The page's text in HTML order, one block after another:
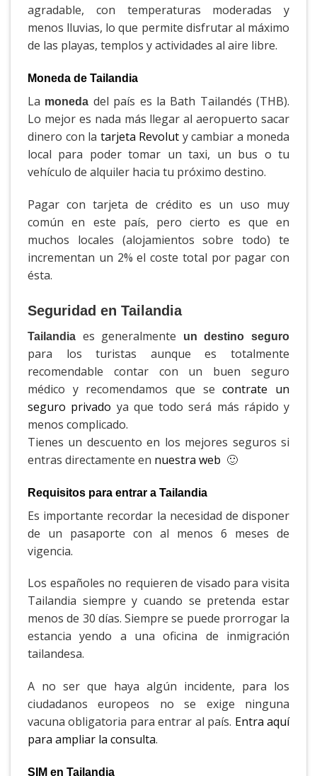
agradable, con temperaturas moderadas y
menos lluvias, lo que permite disfrutar al máximo
de las playas, templos y actividades al aire libre.
Moneda de Tailandia
La moneda del país es la Bath Tailandés (THB).
Lo mejor es nada más llegar al aeropuerto sacar
dinero con la tarjeta Revolut y cambiar a moneda
local para poder tomar un taxi, un bus o tu
vehículo de alquiler hacia tu próximo destino.
Pagar con tarjeta de crédito es un uso muy
común en este país, pero cierto es que en
muchos locales (alojamientos sobre todo) te
incrementan un 2% el coste total por pagar con
ésta.
Seguridad en Tailandia
Tailandia es generalmente un destino seguro
para los turistas aunque es totalmente
recomendable contar con un buen seguro
médico y recomendamos que secontrate un
seguro privado ya que todo será más rápido y
menos complicado.
Tienes un descuento en los mejores seguros si
entras directamente en nuestra web 🙂
Requisitos para entrar a Tailandia
Es importante recordar la necesidad de disponer
de un pasaporte con al menos 6 meses de
vigencia.
Los españoles no requieren de visado para visita
Tailandia siempre y cuando se pretenda estar
menos de 30 días. Siempre se puede prorrogar la
estancia yendo a una oficina de inmigración
tailandesa.
A no ser que haya algún incidente, para los
ciudadanos europeos no se exige ninguna
vacuna obligatoria para entrar al país. Entra aquí
para ampliar la consulta.
SIM en Tailandia